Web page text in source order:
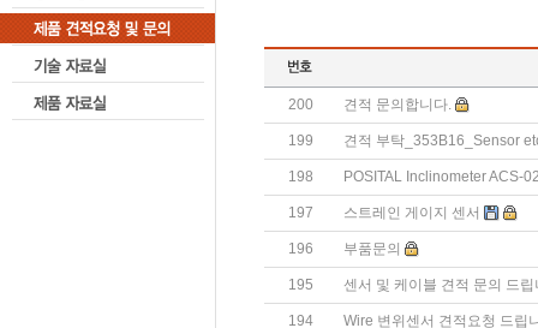
200 견적 문의합니다.
199 견적 부탁_353B16_Sensor
198 POSITAL Inclinometer ACS-
197 스트레인 게이지 센서
196 부품문의
195 센서 및 케이블 견적 문의 드립
194 Wire 변위센서 견적요청 드립